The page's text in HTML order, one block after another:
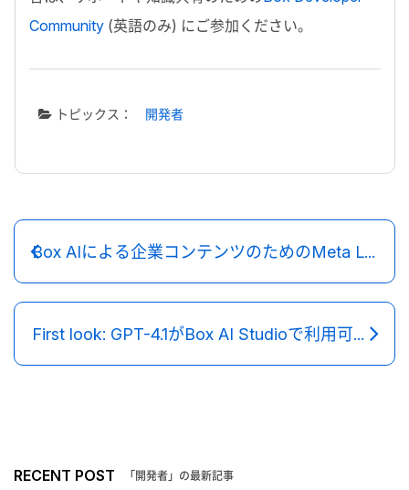
Community (英語のみ) にご参加ください。
トピックス： 開発者
Box AIによる企業コンテンツのためのMeta Llama 4モデルの評価
First look: GPT-4.1がBox AI Studioで利用可能に
RECENT POST 「開発者」の最新記事